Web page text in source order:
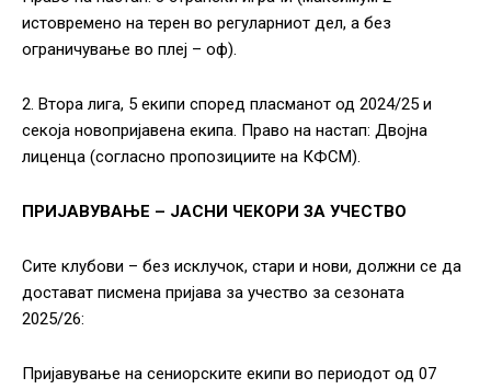
истовремено на терен во регуларниот дел, а без
ограничување во плеј – оф).
2. Втора лига, 5 екипи според пласманот од 2024/25 и
секоја новопријавена екипа. Право на настап: Двојна
лиценца (согласно пропозициите на КФСМ).
ПРИЈАВУВАЊЕ – ЈАСНИ ЧЕКОРИ ЗА УЧЕСТВО
Сите клубови – без исклучок, стари и нови, должни се да
достават писмена пријава за учество за сезоната
2025/26:
Пријавување на сениорските екипи во периодот од 07